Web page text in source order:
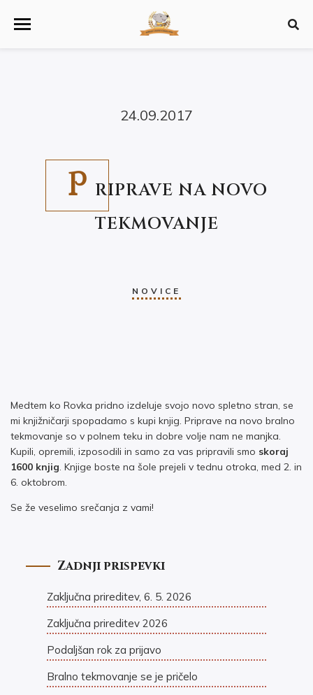
24.09.2017
P RIPRAVE NA NOVO
TEKMOVANJE
NOVICE
Medtem ko Rovka pridno izdeluje svojo novo spletno stran, se
mi knjižničarji spopadamo s kupi knjig. Priprave na novo bralno
tekmovanje so v polnem teku in dobre volje nam ne manjka.
Kupili, opremili, izposodili in samo za vas pripravili smo skoraj
1600 knjig. Knjige boste na šole prejeli v tednu otroka, med 2. in
6. oktobrom.
Se že veselimo srečanja z vami!
Zadnji prispevki
Zaključna prireditev, 6. 5. 2026
Zaključna prireditev 2026
Podaljšan rok za prijavo
Bralno tekmovanje se je pričelo